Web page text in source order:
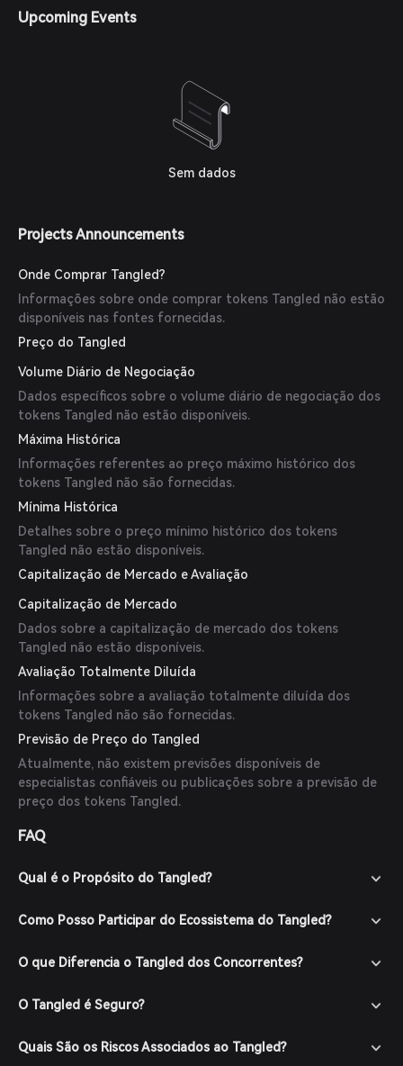
Upcoming Events
Sem dados
Projects Announcements
Onde Comprar Tangled?
Informações sobre onde comprar tokens Tangled não estão
disponíveis nas fontes fornecidas.
Preço do Tangled
Volume Diário de Negociação
Dados específicos sobre o volume diário de negociação dos
tokens Tangled não estão disponíveis.
Máxima Histórica
Informações referentes ao preço máximo histórico dos
tokens Tangled não são fornecidas.
Mínima Histórica
Detalhes sobre o preço mínimo histórico dos tokens
Tangled não estão disponíveis.
Capitalização de Mercado e Avaliação
Capitalização de Mercado
Dados sobre a capitalização de mercado dos tokens
Tangled não estão disponíveis.
Avaliação Totalmente Diluída
Informações sobre a avaliação totalmente diluída dos
tokens Tangled não são fornecidas.
Previsão de Preço do Tangled
Atualmente, não existem previsões disponíveis de
especialistas confiáveis ou publicações sobre a previsão de
preço dos tokens Tangled.
FAQ
Qual é o Propósito do Tangled?
Como Posso Participar do Ecossistema do Tangled?
O que Diferencia o Tangled dos Concorrentes?
O Tangled é Seguro?
Quais São os Riscos Associados ao Tangled?